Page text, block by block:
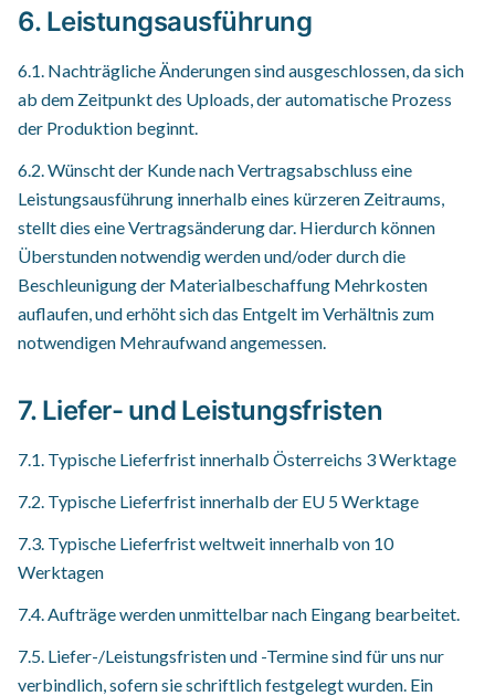
6. Leistungsausführung
6.1. Nachträgliche Änderungen sind ausgeschlossen, da sich
ab dem Zeitpunkt des Uploads, der automatische Prozess
der Produktion beginnt.
6.2. Wünscht der Kunde nach Vertragsabschluss eine
Leistungsausführung innerhalb eines kürzeren Zeitraums,
stellt dies eine Vertragsänderung dar. Hierdurch können
Überstunden notwendig werden und/oder durch die
Beschleunigung der Materialbeschaffung Mehrkosten
auflaufen, und erhöht sich das Entgelt im Verhältnis zum
notwendigen Mehraufwand angemessen.
7. Liefer- und Leistungsfristen
7.1. Typische Lieferfrist innerhalb Österreichs 3 Werktage
7.2. Typische Lieferfrist innerhalb der EU 5 Werktage
7.3. Typische Lieferfrist weltweit innerhalb von 10
Werktagen
7.4. Aufträge werden unmittelbar nach Eingang bearbeitet.
7.5. Liefer-/Leistungsfristen und -Termine sind für uns nur
verbindlich, sofern sie schriftlich festgelegt wurden. Ein